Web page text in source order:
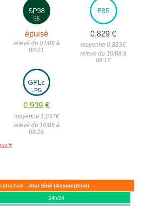
SP98
E5
épuisé
relevé du 07/08 à
08:01
E85
0,829 €
moyenne 0,853€
relevé du 10/08 à
08:16
GPLc
LPG
0,939 €
moyenne 1,037€
relevé du 10/08 à
08:16
prochain : Jour férié (Assomption)
24h/24